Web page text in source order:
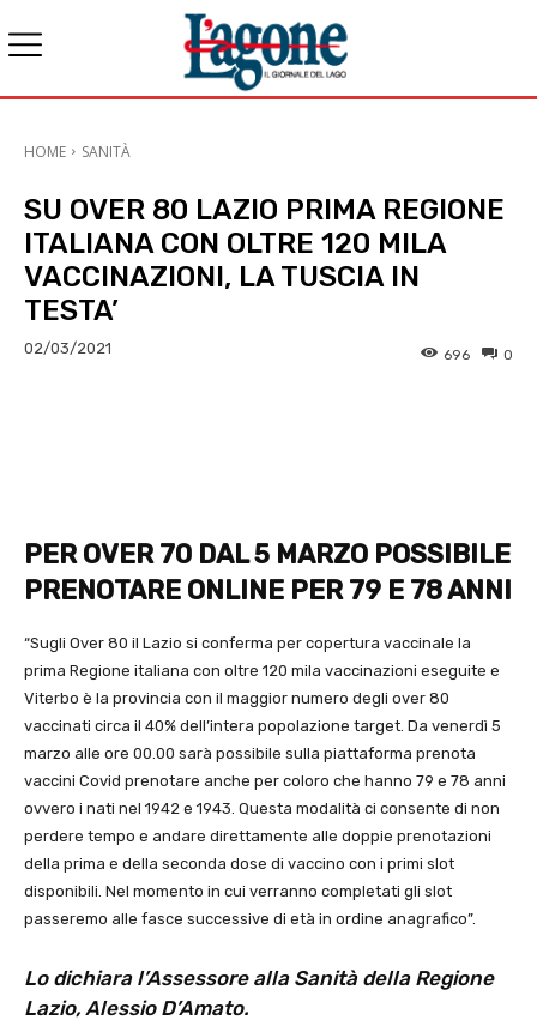
HOME SANITÀ
SU OVER 80 LAZIO PRIMA REGIONE
ITALIANA CON OLTRE 120 MILA
VACCINAZIONI, LA TUSCIA IN
TESTA’
02/03/2021 0
696
PER OVER 70 DAL 5 MARZO POSSIBILE
PRENOTARE ONLINE PER 79 E 78 ANNI
“Sugli Over 80 il Lazio si conferma per copertura vaccinale la
prima Regione italiana con oltre 120 mila vaccinazioni eseguite e
Viterbo è la provincia con il maggior numero degli over 80
vaccinati circa il 40% dell’intera popolazione target. Da venerdì 5
marzo alle ore 00.00 sarà possibile sulla piattaforma prenota
vaccini Covid prenotare anche per coloro che hanno 79 e 78 anni
ovvero i nati nel 1942 e 1943. Questa modalità ci consente di non
perdere tempo e andare direttamente alle doppie prenotazioni
della prima e della seconda dose di vaccino con i primi slot
disponibili. Nel momento in cui verranno completati gli slot
passeremo alle fasce successive di età in ordine anagrafico”.
Lo dichiara l’Assessore alla Sanità della Regione
Lazio, Alessio D’Amato.